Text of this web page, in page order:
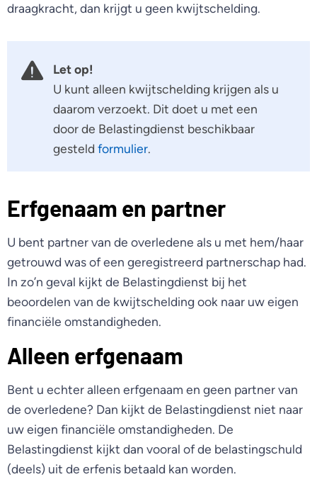
draagkracht, dan krijgt u geen kwijtschelding.
Let op!
U kunt alleen kwijtschelding krijgen als u
daarom verzoekt. Dit doet u met een
door de Belastingdienst beschikbaar
gesteld formulier.
Erfgenaam en partner
U bent partner van de overledene als u met hem/haar
getrouwd was of een geregistreerd partnerschap had.
In zo’n geval kijkt de Belastingdienst bij het
beoordelen van de kwijtschelding ook naar uw eigen
financiële omstandigheden.
Alleen erfgenaam
Bent u echter alleen erfgenaam en geen partner van
de overledene? Dan kijkt de Belastingdienst niet naar
uw eigen financiële omstandigheden. De
Belastingdienst kijkt dan vooral of de belastingschuld
(deels) uit de erfenis betaald kan worden.